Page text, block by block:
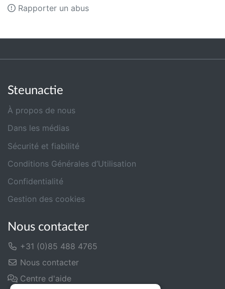
Rapporter un abus
Steunactie
À propos de nous
Dans les médias
Sécurité et fiabilité
Conditions Générales d’Utilisation
Confidentialité
Gestion des cookies
Nous contacter
+31 (0)85 488 4765
Nous contacter
Centre d'aide